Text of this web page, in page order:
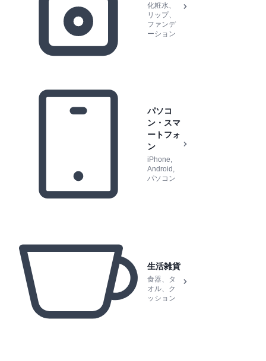
化粧水、
リップ、
ファンデ
ーション
パソコ
ン・スマ
ートフォ
ン
iPhone,
Android,
パソコン
生活雑貨
食器、タ
オル、ク
ッション